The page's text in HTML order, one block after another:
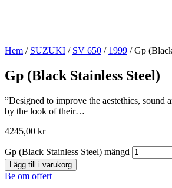
Hem / SUZUKI / SV 650 / 1999 / Gp
Gp (Black Stainless Steel)
”Designed to improve the aestethics,
by the look of their…
4245,00 kr
Gp (Black Stainless Steel) mängd
Lägg till i varukorg
Be om offert